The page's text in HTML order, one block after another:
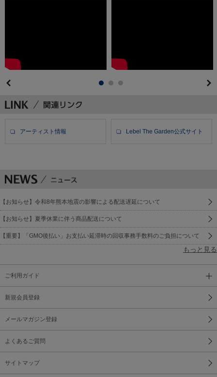
アーティスト情報 Lebel The Garden公式サイト
【お知らせ】令和8年熊本地震の影響による配送遅延について
【お知らせ】夏季休業に伴う商品配送について
【重要】「GMO後払い」お支払い延滞時の回収事務手数料のご負担について
もっと見る
ご利用ガイド
新規会員登録
メールマガジン登録
よくあるご質問
サイトマップ